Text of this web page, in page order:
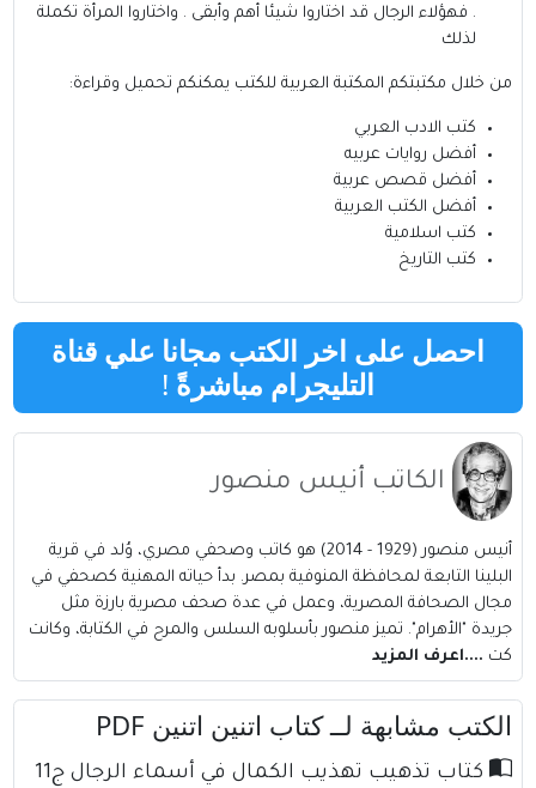
. فهؤلاء الرجال قد اختاروا شيئا أهم وأبقى . واختاروا المرأة تكملة
لذلك
من خلال مكتبتكم المكتبة العربية للكتب يمكنكم تحميل وقراءة:
كتب الادب العربي
أفضل روايات عربيه
أفضل قصص عربية
أفضل الكتب العربية
كتب اسلامية
كتب التاريخ
احصل على اخر الكتب مجانا علي قناة
التليجرام مباشرةً !
الكاتب أنيس منصور
أنيس منصور (1929 - 2014) هو كاتب وصحفي مصري، وُلد في قرية
البلينا التابعة لمحافظة المنوفية بمصر. بدأ حياته المهنية كصحفي في
مجال الصحافة المصرية، وعمل في عدة صحف مصرية بارزة مثل
جريدة "الأهرام". تميز منصور بأسلوبه السلس والمرح في الكتابة، وكانت
كت ....اعرف المزيد
الكتب مشابهة لــ كتاب اتنين اتنين PDF
كتاب تذهيب تهذيب الكمال في أسماء الرجال ج11